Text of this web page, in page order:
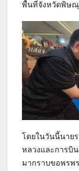
พื้นที่จังหวัดพิษณุ
โดยในวันนี้นาย
หลวงและการบิ
มากราบขอพรพ